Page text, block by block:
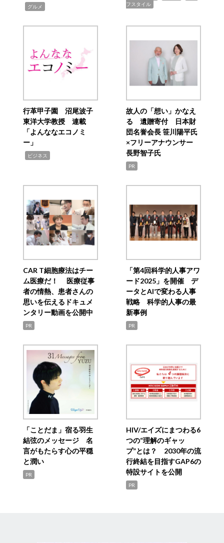
グルメ
フスタイル
行革甲子園 沼尾波子
東洋大学教授 連載
「よんななエコノミ
ー」
ビジネス
故人の「想い」かなえ
る 遺贈寄付 日本財
団名誉会長 笹川陽平氏
×フリーアナウンサー
長野智子氏
PR
CAR T細胞療法はチー
ム医療だ！ 医療従事
者の情熱、患者さんの
思いを伝えるドキュメ
ンタリー動画を公開中
PR
「第4回科学的人事アワ
ード2025」を開催 デ
ータとAIで変わる人事
戦略 科学的人事の最
新事例
PR
「ことだま」宿る羽生
結弦のメッセージ 名
言がもたらす心の平穏
と潤い
PR
HIV/エイズにまつわる6
つの“理解のギャッ
プ”とは？ 2030年の流
行終結を目指すGAP6の
特設サイトを公開
PR